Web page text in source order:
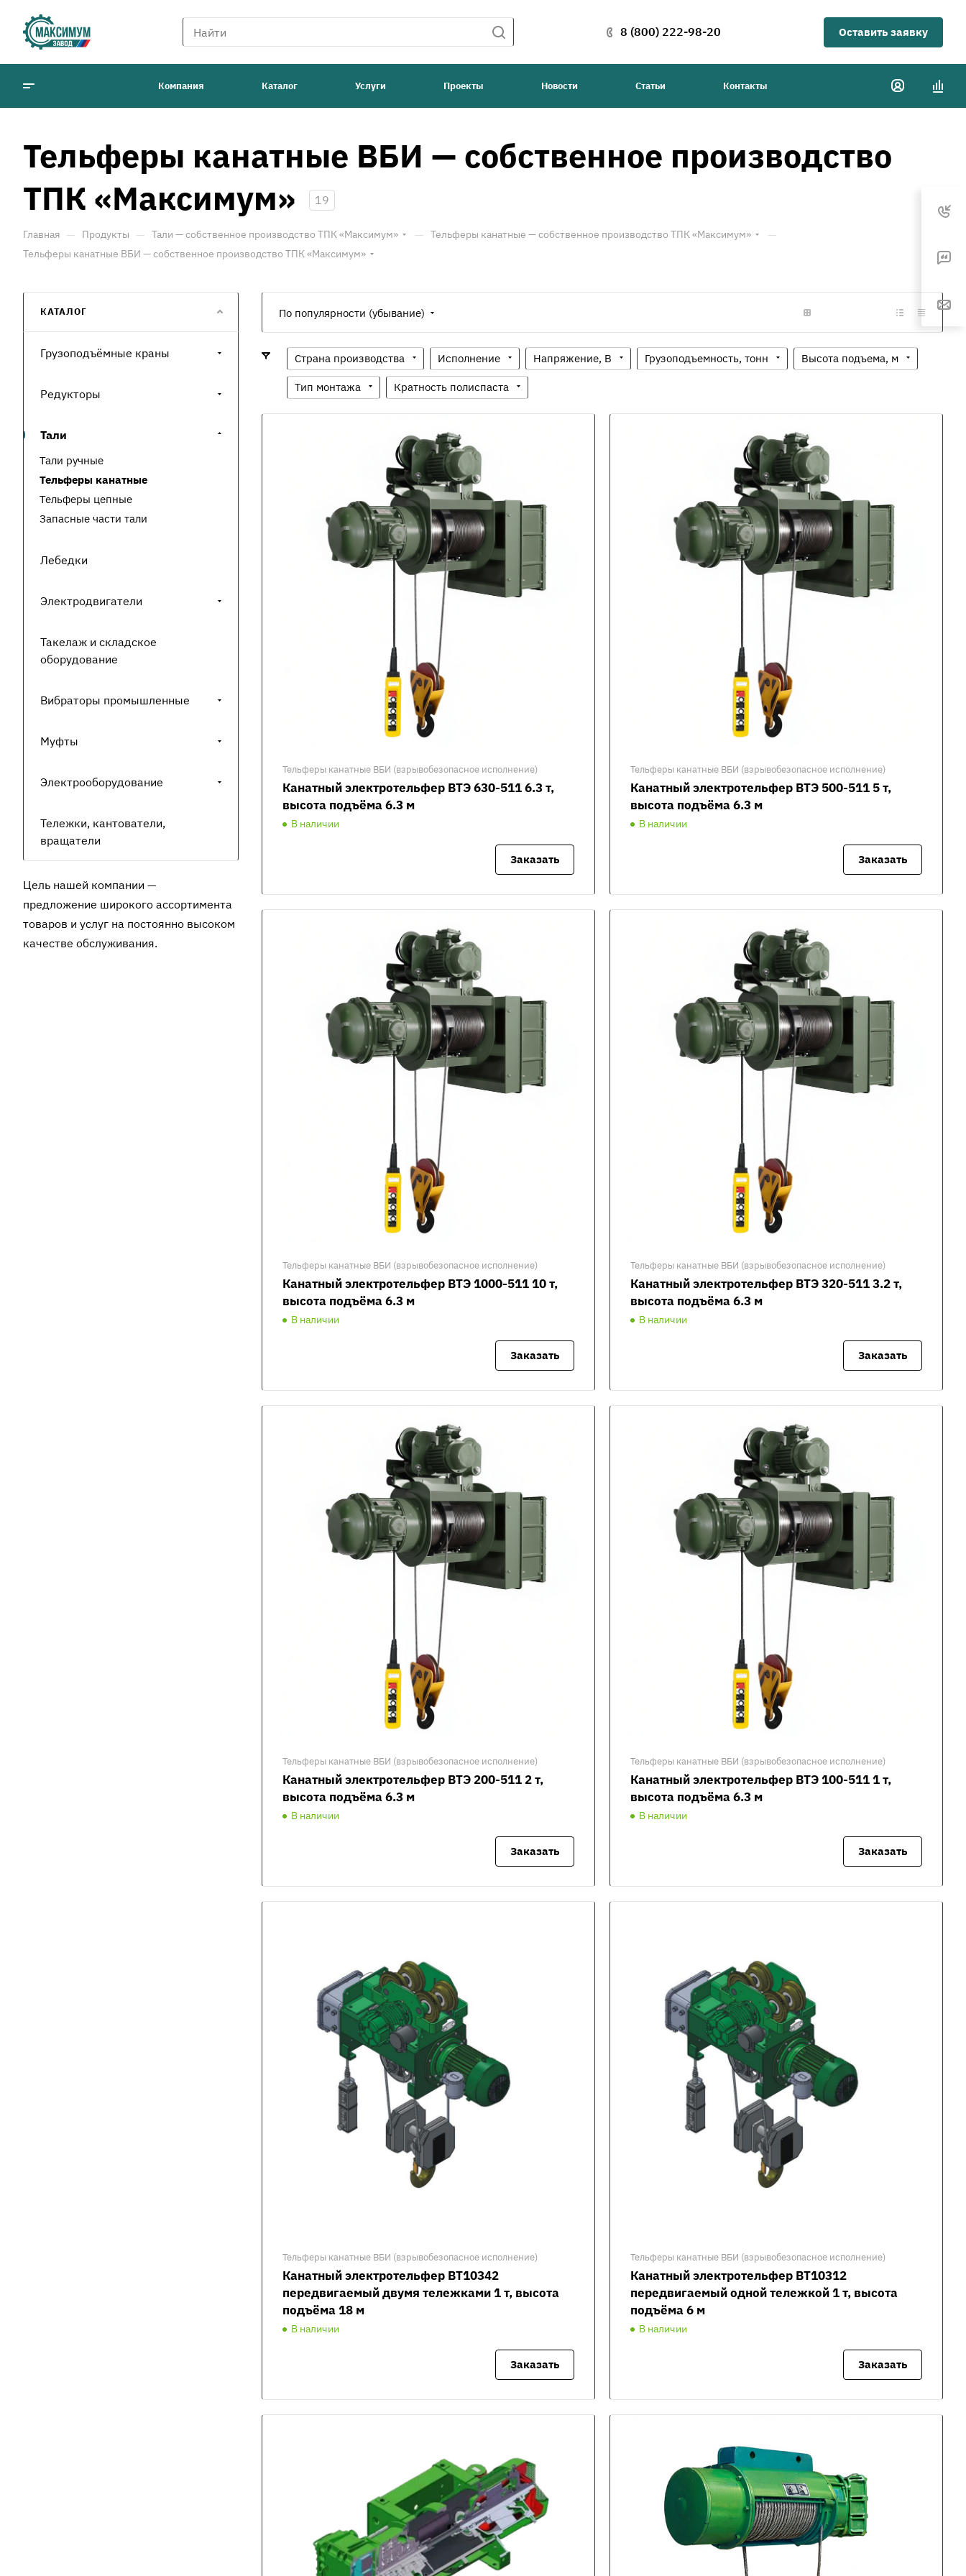
8 (800) 222-98-20 Оставить заявку
Компания Каталог Услуги Проекты Новости Статьи Контакты
Тельферы канатные ВБИ — собственное производство
ТПК «Максимум»
19
Главная — Продукты — Тали — собственное производство ТПК «Максимум» — Тельферы канатные — собственное производство ТПК «Максимум» —
Тельферы канатные ВБИ — собственное производство ТПК «Максимум»
По популярности (убывание)
Страна производства Исполнение Напряжение, В Грузоподъемность, тонн Высота подъема, м
Тип монтажа Кратность полиспаста
Тельферы канатные ВБИ (взрывобезопасное исполнение)
Канатный электротельфер ВТЭ 630-511 6.3 т,
высота подъёма 6.3 м
В наличии
Заказать
Тельферы канатные ВБИ (взрывобезопасное исполнение)
Канатный электротельфер ВТЭ 500-511 5 т,
высота подъёма 6.3 м
В наличии
Заказать
Тельферы канатные ВБИ (взрывобезопасное исполнение)
Канатный электротельфер ВТЭ 1000-511 10 т,
высота подъёма 6.3 м
В наличии
Заказать
Тельферы канатные ВБИ (взрывобезопасное исполнение)
Канатный электротельфер ВТЭ 320-511 3.2 т,
высота подъёма 6.3 м
В наличии
Заказать
Тельферы канатные ВБИ (взрывобезопасное исполнение)
Канатный электротельфер ВТЭ 200-511 2 т,
высота подъёма 6.3 м
В наличии
Заказать
Тельферы канатные ВБИ (взрывобезопасное исполнение)
Канатный электротельфер ВТЭ 100-511 1 т,
высота подъёма 6.3 м
В наличии
Заказать
Тельферы канатные ВБИ (взрывобезопасное исполнение)
Канатный электротельфер ВТ10342
передвигаемый двумя тележками 1 т, высота
подъёма 18 м
В наличии
Заказать
Тельферы канатные ВБИ (взрывобезопасное исполнение)
Канатный электротельфер ВТ10312
передвигаемый одной тележкой 1 т, высота
подъёма 6 м
В наличии
Заказать
КАТАЛОГ
Грузоподъёмные краны
Редукторы
Тали
Тали ручные
Тельферы канатные
Тельферы цепные
Запасные части тали
Лебедки
Электродвигатели
Такелаж и складское
оборудование
Вибраторы промышленные
Муфты
Электрооборудование
Тележки, кантователи,
вращатели
Цель нашей компании —
предложение широкого ассортимента
товаров и услуг на постоянно высоком
качестве обслуживания.